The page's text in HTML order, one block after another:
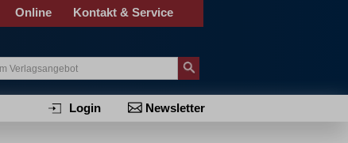
Online Kontakt & Service
Newsletter
Login